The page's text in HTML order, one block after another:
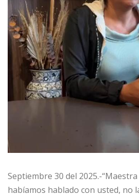
Septiembre 30 del 2025.-
habíamos hablado con usted, no